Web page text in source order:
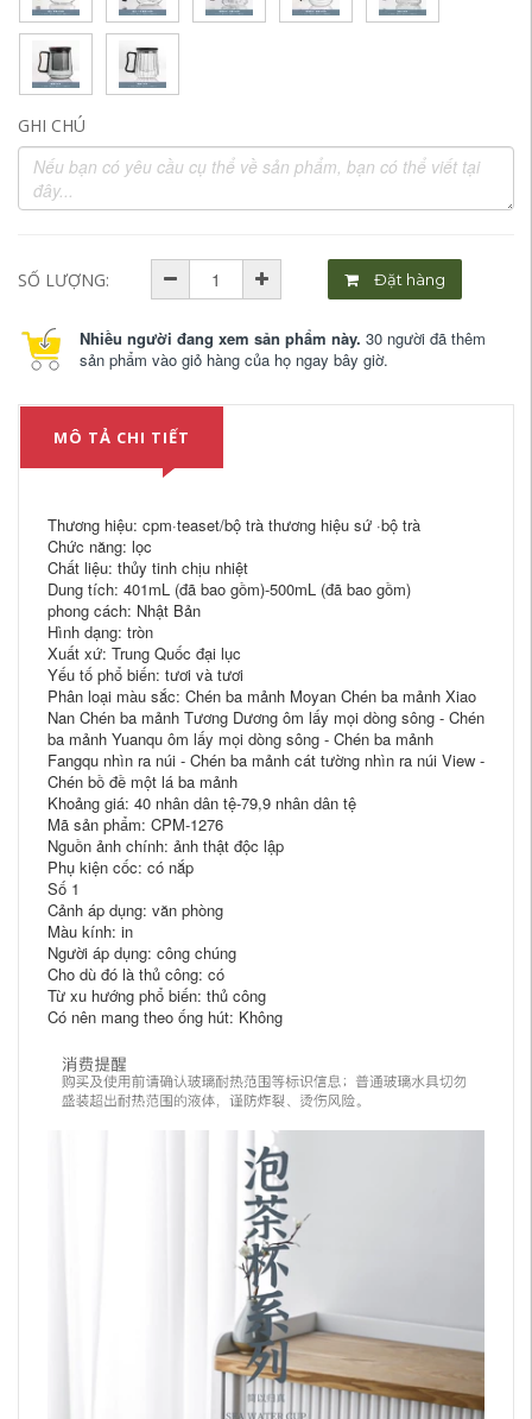
GHI CHÚ
SỐ LƯỢNG: Đặt hàng
Nhiều người đang xem sản phẩm này. 30 người đã thêm
sản phẩm vào giỏ hàng của họ ngay bây giờ.
MÔ TẢ CHI TIẾT
Thương hiệu: cpm·teaset/bộ trà thương hiệu sứ ·bộ trà
Chức năng: lọc
Chất liệu: thủy tinh chịu nhiệt
Dung tích: 401mL (đã bao gồm)-500mL (đã bao gồm)
phong cách: Nhật Bản
Hình dạng: tròn
Xuất xứ: Trung Quốc đại lục
Yếu tố phổ biến: tươi và tươi
Phân loại màu sắc: Chén ba mảnh Moyan Chén ba mảnh Xiao
Nan Chén ba mảnh Tương Dương ôm lấy mọi dòng sông - Chén
ba mảnh Yuanqu ôm lấy mọi dòng sông - Chén ba mảnh
Fangqu nhìn ra núi - Chén ba mảnh cát tường nhìn ra núi View -
Chén bồ đề một lá ba mảnh
Khoảng giá: 40 nhân dân tệ-79,9 nhân dân tệ
Mã sản phẩm: CPM-1276
Nguồn ảnh chính: ảnh thật độc lập
Phụ kiện cốc: có nắp
Số 1
Cảnh áp dụng: văn phòng
Màu kính: in
Người áp dụng: công chúng
Cho dù đó là thủ công: có
Từ xu hướng phổ biến: thủ công
Có nên mang theo ống hút: Không